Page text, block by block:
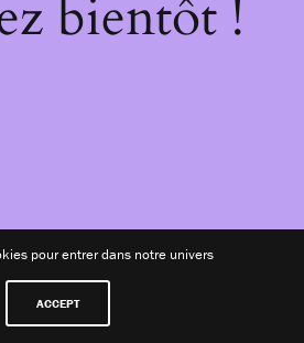
bientôt !
pour entrer dans notre univers
ACCEPT